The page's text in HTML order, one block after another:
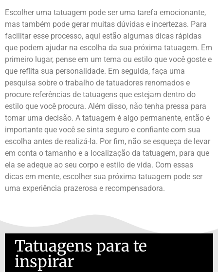
Escolher uma tatuagem pode ser uma tarefa emocionante,
mas também pode gerar muitas dúvidas e incertezas. Para
facilitar esse processo, aqui estão algumas dicas rápidas
que podem ajudar na escolha da sua próxima tatuagem. Em
primeiro lugar, pense em um tema ou estilo que você goste e
que reflita sua personalidade. Em seguida, faça uma
pesquisa sobre o trabalho de tatuadores renomados e
procure referências de tatuagens que estejam dentro do
estilo que você procura. Além disso, não tenha pressa para
tomar uma decisão. A tatuagem é algo permanente, então é
importante que você se sinta seguro e confiante com sua
escolha antes de realizá-la. Por fim, não se esqueça de levar
em conta o tamanho e a localização da tatuagem, para que
ela se adeque ao seu corpo e estilo de vida. Com essas
dicas em mente, escolher sua próxima tatuagem pode ser
uma experiência prazerosa e recompensadora.
Tatuagens para te
inspirar